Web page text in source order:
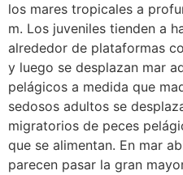
los mares tropicales a
m. Los juveniles tienden a
alrededor de plataformas
y luego se desplazan mar
pelágicos a medida que
sedosos adultos se
migratorios de peces
que se alimentan. En mar
parecen pasar la gran